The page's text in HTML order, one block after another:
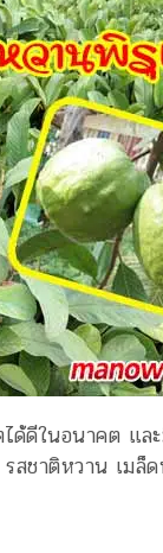
ด้ดีในอนาคต แ
สชาติหวาน เมล็